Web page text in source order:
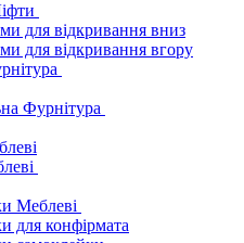
для відкривання вниз
для відкривання вгору
Фурнітура
Меблеві
для конфірмата